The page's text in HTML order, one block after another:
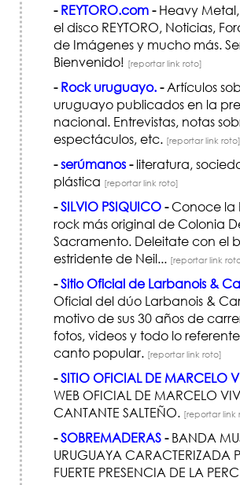
- REYTORO.com-Heavy
el disco REYTORO, Noticias,
de Imágenes y mucho más.
Bienvenido! [reportar link roto]
- Rock uruguayo.-Artículos
uruguayo publicados en la
nacional. Entrevistas, notas
espectáculos, etc. [reportar link roto]
-serúmanos-literatura,
plástica [reportar link roto]
-SILVIO PSIQUICO-Conoce la
rock más original de Colonia
Sacramento. Deleitate con el
estridente de Neil... [reportar link
-Sitio Oficial de Larbanois &
Oficial del dúo Larbanois &
motivo de sus 30 años de
fotos, videos y todo lo
canto popular. [reportar link roto]
-SITIO OFICIAL DE MARCELO
WEB OFICIAL DE MARCELO
CANTANTE SALTEÑO. [reportar link
-SOBREMADERAS-BANDA
URUGUAYA CARACTERIZADA
FUERTE PRESENCIA DE LA